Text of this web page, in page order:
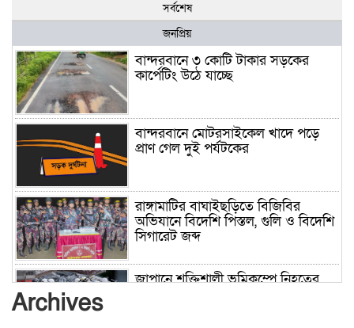
সর্বশেষ
জনপ্রিয়
বান্দরবানে ৩ কোটি টাকার সড়কের
কার্পেটিং উঠে যাচ্ছে
বান্দরবানে মোটরসাইকেল খাদে পড়ে
প্রাণ গেল দুই পর্যটকের
রাঙ্গামাটির বাঘাইছড়িতে বিজিবির
অভিযানে বিদেশি পিস্তল, গুলি ও বিদেশি
সিগারেট জব্দ
জাপানে শক্তিশালী ভূমিকম্পে নিহতের
Archives